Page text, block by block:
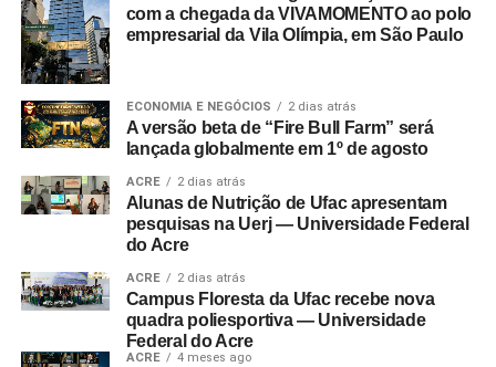
com a chegada da VIVAMOMENTO ao polo
empresarial da Vila Olímpia, em São Paulo
ECONOMIA E NEGÓCIOS 2 dias atrás
A versão beta de “Fire Bull Farm” será
lançada globalmente em 1º de agosto
ACRE 2 dias atrás
Alunas de Nutrição de Ufac apresentam
pesquisas na Uerj — Universidade Federal
do Acre
ACRE 2 dias atrás
Campus Floresta da Ufac recebe nova
quadra poliesportiva — Universidade
Federal do Acre
ACRE 4 meses ago